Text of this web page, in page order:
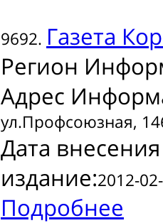
9692. Газета
Регион
Адрес
ул.Профсоюзная,
Дата
издание:2012-
Подробнее